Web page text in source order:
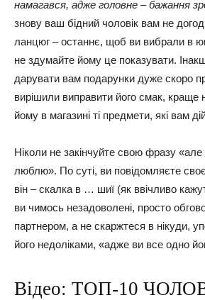
намагався, адже головне – бажання
знову ваш бідний чоловік вам не
ланцюг – останнє, щоб ви вибрали в
не здумайте йому це показувати.
дарувати вам подарунки дуже скоро
вирішили виправити його смак, краще
йому в магазині ті предмети, які вам
Ніколи не закінчуйте свою фразу
люблю». По суті, ви повідомляєте
він – скалка в … шиї (як ввічливо
ви чимось незадоволені, просто
партнером, а не скаржтеся в нікуди,
його недоліками, «адже ви все одно
Відео: ТОП-10